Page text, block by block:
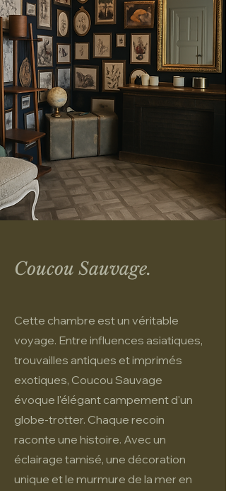
Coucou Sauvage.
Cette chambre est un véritable
voyage. Entre influences asiatiques,
trouvailles antiques et imprimés
exotiques, Coucou Sauvage
évoque l'élégant campement d'un
globe-trotter. Chaque recoin
raconte une histoire. Avec un
éclairage tamisé, une décoration
unique et le murmure de la mer en